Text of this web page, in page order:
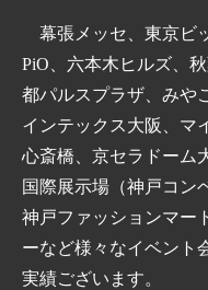
幕張メッセ、東京ビ
PiO、六本木ヒルズ、
都パルスプラザ、みや
インテックス大阪、マ
心斎橋、京セラドーム
国際展示場（神戸コン
神戸ファッションマー
ーなど様々なイベント
実績ございます。